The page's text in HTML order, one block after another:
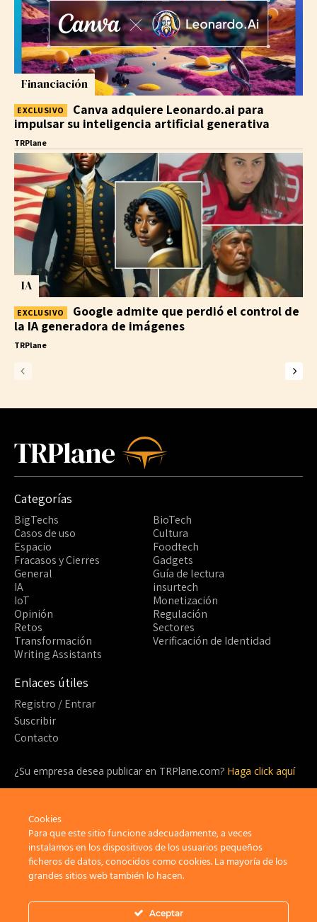
Financiación
Canva adquiere Leonardo.ai para
impulsar su inteligencia artificial generativa
TRPlane
IA
Google admite que perdió el control de
la IA generadora de imágenes
TRPlane
TRPlane
Categorías
BigTechs
BioTech
Casos de uso
Cultura
Espacio
Foodtech
Fracasos y Cierres
Gadgets
General
Guía de lectura
IA
insurtech
IoT
Monetización
Opinión
Regulación
Retos
Sectores
Transformación
Verificación de Identidad
Writing Assistants
Enlaces útiles
Registro / Entrar
Suscribir
Contacto
¿Su empresa desea publicar en TRPlane.com? Haga click aquí
¡Sea parte de la comunidad detrás de TRPlane y disfrute de un
sinfín de beneficios!
Suscribir
Cookies
Para que este sitio funcione adecuadamente, a veces
instalamos en los dispositivos de los usuarios pequeños
ficheros de datos, conocidos como cookies. La mayoría de los
grandes sitios web también lo hacen.
Aceptar